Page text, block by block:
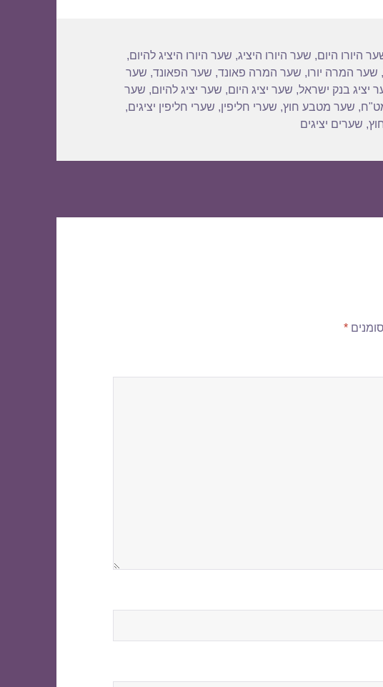
היורו היום, שער היורו היציג, שער היורו היציג להיום,
, שער המרה יורו, שער המרה פאונד, שער הפאונד, שער
יציג בנק ישראל, שער יציג היום, שער יציג להיום, שער
, שער מטבע חוץ, שערי חליפין, שערי חליפין יציגים,
, שערים יציגים
*